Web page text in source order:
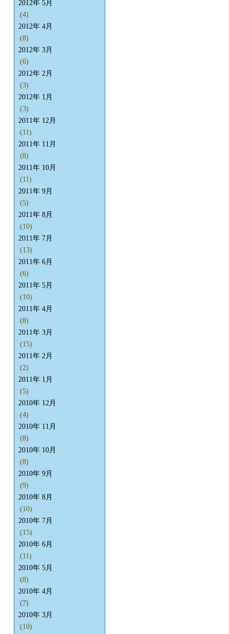
2012年 5月
(4)
2012年 4月
(8)
2012年 3月
(6)
2012年 2月
(3)
2012年 1月
(3)
2011年 12月
(11)
2011年 11月
(8)
2011年 10月
(11)
2011年 9月
(5)
2011年 8月
(10)
2011年 7月
(13)
2011年 6月
(6)
2011年 5月
(10)
2011年 4月
(8)
2011年 3月
(15)
2011年 2月
(2)
2011年 1月
(5)
2010年 12月
(4)
2010年 11月
(8)
2010年 10月
(8)
2010年 9月
(9)
2010年 8月
(10)
2010年 7月
(15)
2010年 6月
(11)
2010年 5月
(8)
2010年 4月
(7)
2010年 3月
(10)